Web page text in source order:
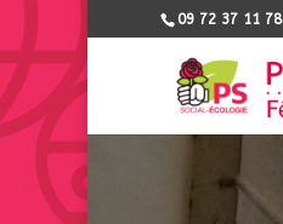
09 72 37 11 78